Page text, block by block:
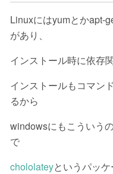
Linuxにはyumとかapt-
があり、
インストール時に依存
インストールもコマン
るから
windowsにもこういう
で
chololateyというパッ